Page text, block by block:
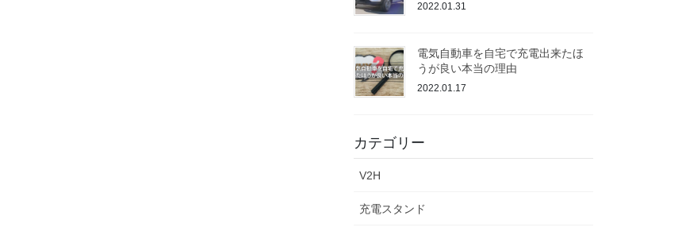
2022.01.31
電気自動車を自宅で充電出来たほ
うが良い本当の理由
2022.01.17
カテゴリー
V2H
充電スタンド